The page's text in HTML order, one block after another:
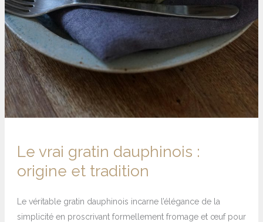
Le vrai gratin dauphinois :
origine et tradition
Le véritable gratin dauphinois incarne l’élégance de la
simplicité en proscrivant formellement fromage et œuf pour